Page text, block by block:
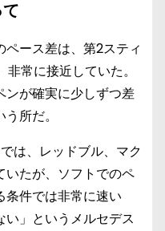
ース差は、第2スティ
常に接近していた。
ンが確実に少しずつ差
所だ。
は、レッドブル、マク
いたが、ソフトでのペ
条件では非常に速い
」というメルセデス